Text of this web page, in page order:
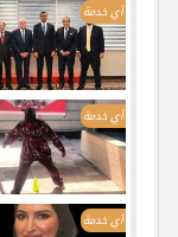
أي خدمة
أي خدمة
أي خدمة